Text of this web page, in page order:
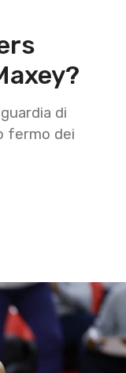
di
fermo dei